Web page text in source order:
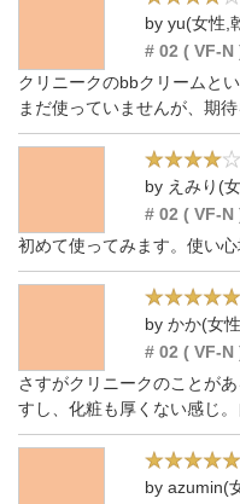
by yu(女性,
# 02 ( VF-N
クリニークのbbクリームと
まだ使っていませんが、期
by えみり(
# 02 ( VF-N
初めて使ってみます。使い
by かか(女
# 02 ( VF-N
さすがクリニークのことが
すし、化粧も厚くない感じ。
by azumin(